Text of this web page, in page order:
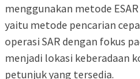
menggunakan metode
yaitu metode pencarian
operasi SAR dengan fokus
menjadi lokasi keberadaan
petunjuk yang tersedia.